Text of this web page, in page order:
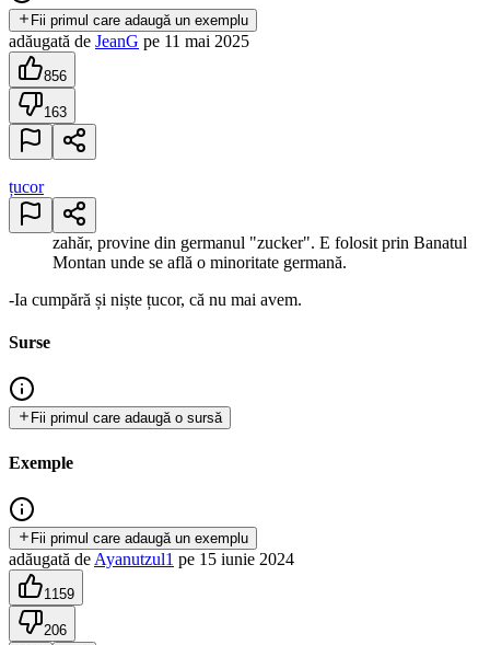
Fii primul care adaugă un exemplu
adăugată de JeanG pe 11 mai 2025
856
163
țucor
zahăr, provine din germanul "zucker". E folosit prin Banatul
Montan unde se află o minoritate germană.
-Ia cumpără și niște țucor, că nu mai avem.
Surse
Fii primul care adaugă o sursă
Exemple
Fii primul care adaugă un exemplu
adăugată de Ayanutzul1 pe 15 iunie 2024
1159
206